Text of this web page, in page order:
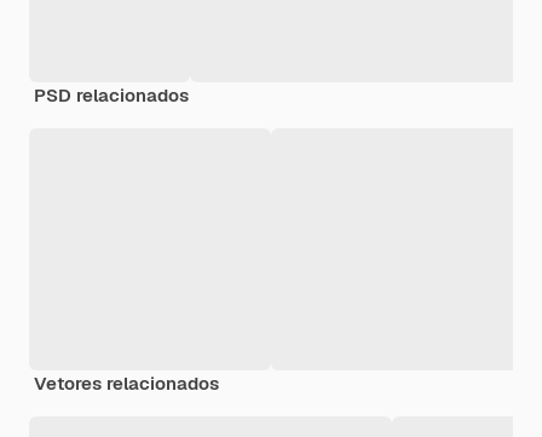
PSD relacionados
Vetores relacionados